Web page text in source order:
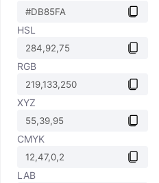
HSL
RGB
XYZ
CMYK
LAB